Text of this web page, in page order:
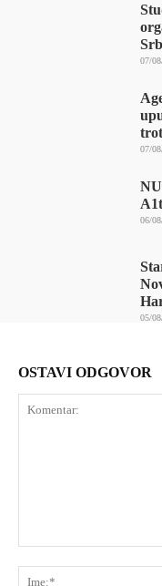
07/
07/
06/
05/
OSTAVI ODGOVOR